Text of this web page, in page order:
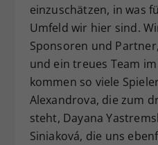
einzuschätzen, in was
Umfeld wir hier sind.
Sponsoren und
und ein treues Team
kommen so viele
Alexandrova, die zum
steht, Dayana
Siniaková, die uns